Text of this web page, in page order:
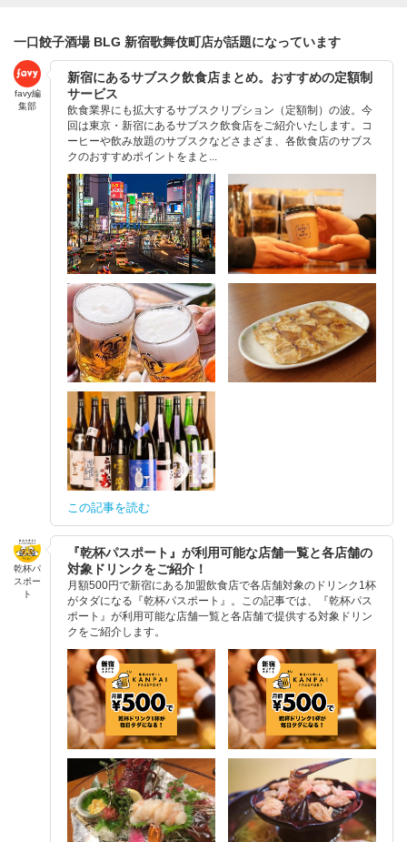
一口餃子酒場 BLG 新宿歌舞伎町店が話題になっています
favy編
集部
新宿にあるサブスク飲食店まとめ。おすすめの定額制
サービス
飲食業界にも拡大するサブスクリプション（定額制）の波。今
回は東京・新宿にあるサブスク飲食店をご紹介いたします。コ
ーヒーや飲み放題のサブスクなどさまざま、各飲食店のサブス
クのおすすめポイントをまと...
この記事を読む
乾杯パ
スポー
ト
『乾杯パスポート』が利用可能な店舗一覧と各店舗の
対象ドリンクをご紹介！
月額500円で新宿にある加盟飲食店で各店舗対象のドリンク1杯
がタダになる『乾杯パスポート』。この記事では、『乾杯パス
ポート』が利用可能な店舗一覧と各店舗で提供する対象ドリン
クをご紹介します。